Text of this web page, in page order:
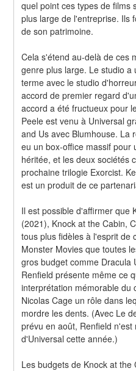
quel point ces types de films
plus large de l'entreprise. Ils
de son patrimoine.
Cela s'étend au-delà de ces
genre plus large. Le studio
terme avec le studio
accord de premier regard
accord a été fructueux pour
Peele est venu à Universal
and Us avec Blumhouse. La
eu un box-office massif pour
héritée, et les deux sociétés
prochaine trilogie Exorcist.
est un produit de ce
Il est possible d'affirmer que
(2021), Knock at the Cabin,
tous plus fidèles à l'esprit de
Monster Movies que toutes
gros budget comme Dracula
Renfield présente même ce
interprétation mémorable du
Nicolas Cage un rôle dans
mordre les dents. (Avec Le
prévu en août, Renfield
d'Universal cette année.)
Les budgets de Knock at the